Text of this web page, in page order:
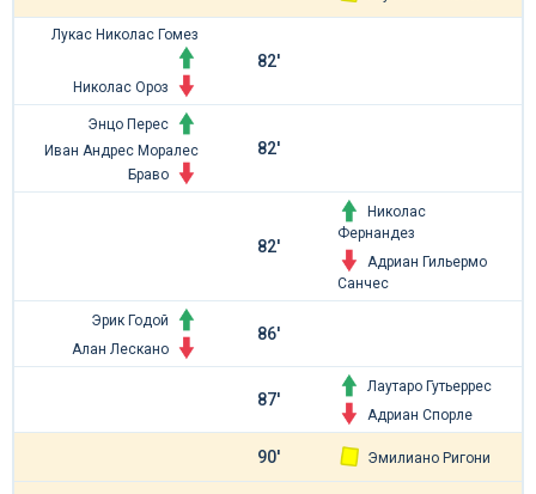
Лукас Николас Гомез
Николас Ороз
82'
Энцо Перес
Иван Андрес Моралес
Браво
82'
82'
Николас
Фернандез
Адриан Гильермо
Санчес
Эрик Годой
Алан Лескано
86'
87'
Лаутаро Гутьеррес
Адриан Спорле
90' Эмилиано Ригони